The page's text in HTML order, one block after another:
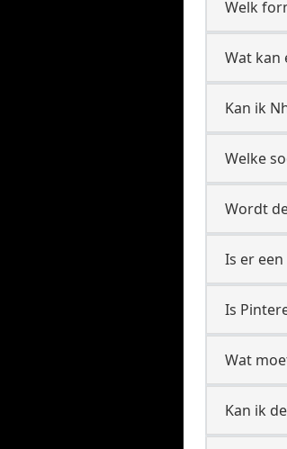
Welk
Wat kan
Kan ik
Welke
Wordt
Is er
Is
Wat
Kan ik